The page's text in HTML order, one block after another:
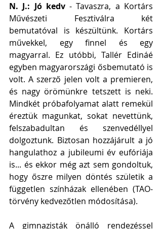
N. J.: Jó kedv - Tavaszra, a Kortárs
Művészeti Fesztiválra két
bemutatóval is készültünk. Kortárs
művekkel, egy finnel és egy
magyarral. Ez utóbbi, Tallér Edináé
egyben magyarországi ősbemutató is
volt. A szerző jelen volt a premieren,
és nagy örömünkre tetszett is neki.
Mindkét próbafolyamat alatt remekül
éreztük magunkat, sokat nevettünk,
felszabadultan és szenvedéllyel
dolgoztunk. Biztosan hozzájárult a jó
hangulathoz a jubileumi év eufóriája
is... és ekkor még azt sem gondoltuk,
hogy őszre milyen döntés születik a
független színházak ellenében (TAO-
törvény kedvezőtlen módosítása).
A gimnazisták önálló rendezéssel